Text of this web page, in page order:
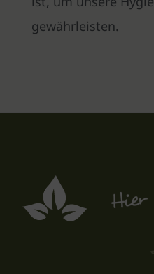
gewährleisten.